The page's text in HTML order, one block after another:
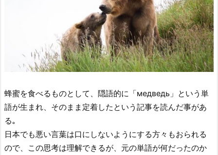
蜂蜜を食べるものとして、隠語的に「медведь」という単
語が生まれ、そのまま定着したという記事を読んだ事があ
る｡
日本でも悪い言葉は口にしないようにする方々もおられる
ので、この思考は理解できるが、元の単語が何だったのか